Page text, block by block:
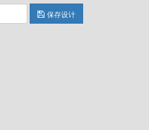
保存设计